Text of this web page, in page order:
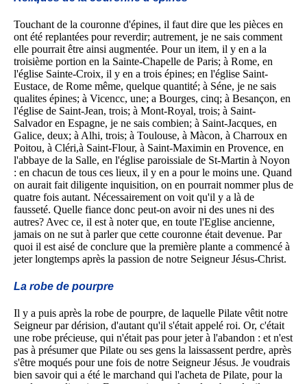
Touchant de la couronne d'épines, il faut dire que les pièces en
ont été replantées pour reverdir; autrement, je ne sais comment
elle pourrait être ainsi augmentée. Pour un item, il y en a la
troisième portion en la Sainte-Chapelle de Paris; à Rome, en
l'église Sainte-Croix, il y en a trois épines; en l'église Saint-
Eustace, de Rome même, quelque quantité; à Séne, je ne sais
qualites épines; à Vicencc, une; a Bourges, cinq; à Besançon, en
l'église de Saint-Jean, trois; à Mont-Royal, trois; à Saint-
Salvador en Espagne, je ne sais combien; à Saint-Jacques, en
Galice, deux; à Alhi, trois; à Toulouse, à Màcon, à Charroux en
Poitou, à Cléri,à Saint-Flour, à Saint-Maximin en Provence, en
l'abbaye de la Salle, en l'église paroissiale de St-Martin à Noyon
: en chacun de tous ces lieux, il y en a pour le moins une. Quand
on aurait fait diligente inquisition, on en pourrait nommer plus de
quatre fois autant. Nécessairement on voit qu'il y a là de
fausseté. Quelle fiance donc peut-on avoir ni des unes ni des
autres? Avec ce, il est à noter que, en toute l'Eglise ancienne,
jamais on ne sut à parler que cette couronne était devenue. Par
quoi il est aisé de conclure que la première plante a commencé à
jeter longtemps après la passion de notre Seigneur Jésus-Christ.
La robe de pourpre
Il y a puis après la robe de pourpre, de laquelle Pilate vêtit notre
Seigneur par dérision, d'autant qu'il s'était appelé roi. Or, c'était
une robe précieuse, qui n'était pas pour jeter à l'abandon : et n'est
pas à présumer que Pilate ou ses gens la laissassent perdre, après
s'être moqués pour une fois de notre Seigneur Jésus. Je voudrais
bien savoir qui a été le marchand qui l'acheta de Pilate, pour la